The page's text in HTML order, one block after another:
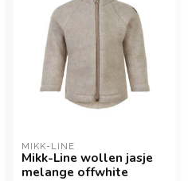
MIKK-LINE
Mikk-Line wollen jasje
melange offwhite